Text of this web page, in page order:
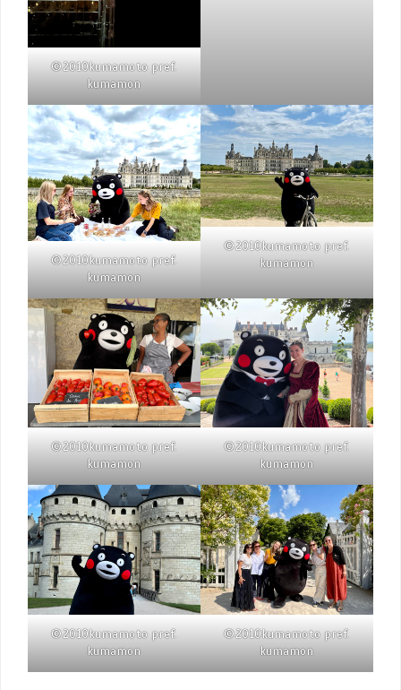
©2010kumamoto pref.
kumamon
©2010kumamoto pref.
kumamon
©2010kumamoto pref.
kumamon
©2010kumamoto pref.
kumamon
©2010kumamoto pref.
kumamon
©2010kumamoto pref.
kumamon
©2010kumamoto pref.
kumamon